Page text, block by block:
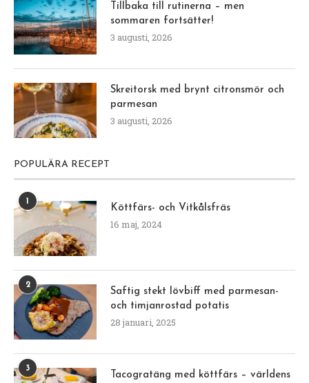
Tillbaka till rutinerna – men
sommaren fortsätter!
3 augusti, 2026
Skreitorsk med brynt citronsmör och
parmesan
3 augusti, 2026
POPULÄRA RECEPT
Köttfärs- och Vitkålsfräs
16 maj, 2024
2
Saftig stekt lövbiff med parmesan-
och timjanrostad potatis
28 januari, 2025
3
Tacogratäng med köttfärs – världens